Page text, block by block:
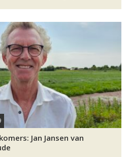
Jan Jansen van